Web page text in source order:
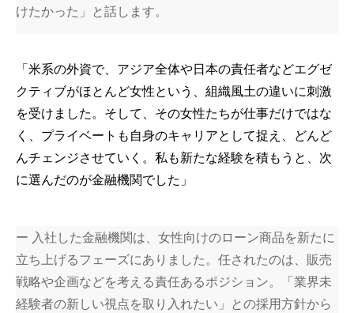
けたかった」と話します。
「米系の外資で、アジア全体や日本の責任者などエグゼ
クティブがほとんど女性という、組織風土の違いに刺激
を受けました。そして、その女性たちが仕事だけではな
く、プライベートも自身のキャリアとして捉え、どんど
んチェンジさせていく。私も新たな経験を積もうと、次
に選んだのが金融機関でした」
ー 入社した金融機関は、女性向けのローン商品を新たに
立ち上げるフェーズにありました。任されたのは、販売
戦略や企画などを考える責任あるポジション。「業界未
経験者の新しい視点を取り入れたい」との採用方針から